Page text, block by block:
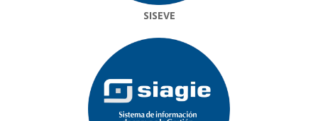
SISEVE